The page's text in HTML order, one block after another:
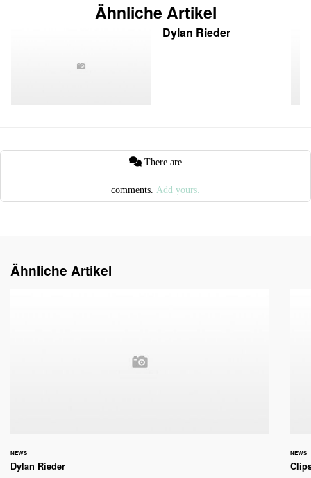
Ähnliche Artikel
Dylan Rieder
comments. Add yours.
Ähnliche Artikel
NEWS
Dylan Rieder
NEWS